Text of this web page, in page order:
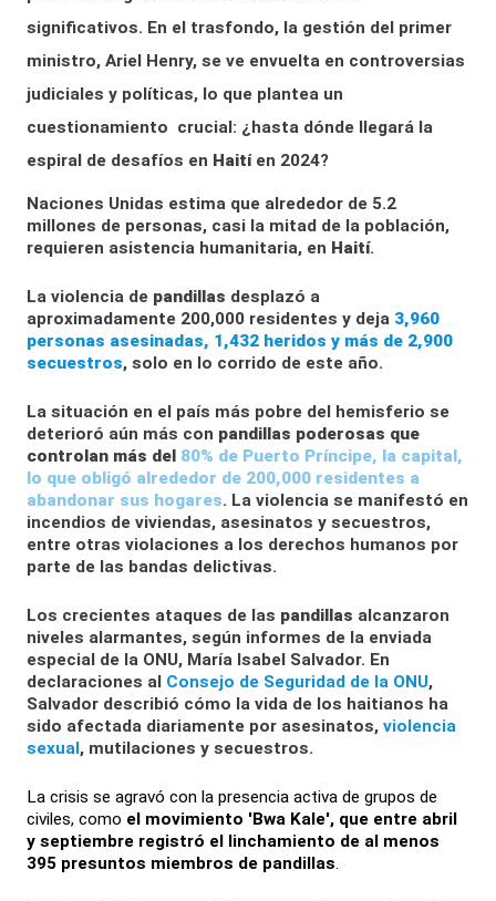
significativos. En el trasfondo, la gestión del primer
ministro, Ariel Henry, se ve envuelta en controversias
judiciales y políticas, lo que plantea un
cuestionamiento crucial: ¿hasta dónde llegará la
espiral de desafíos en Haití en 2024?
Naciones Unidas estima que alrededor de 5.2
millones de personas, casi la mitad de la población,
requieren asistencia humanitaria, en Haití.
La violencia de pandillas desplazó a
aproximadamente 200,000 residentes y deja 3,960
personas asesinadas, 1,432 heridos y más de 2,900
secuestros, solo en lo corrido de este año.
La situación en el país más pobre del hemisferio se
deterioró aún más con pandillas poderosas que
controlan más del 80% de Puerto Príncipe, la capital,
lo que obligó alrededor de 200,000 residentes a
abandonar sus hogares. La violencia se manifestó en
incendios de viviendas, asesinatos y secuestros,
entre otras violaciones a los derechos humanos por
parte de las bandas delictivas.
Los crecientes ataques de las pandillas alcanzaron
niveles alarmantes, según informes de la enviada
especial de la ONU, María Isabel Salvador. En
declaraciones al Consejo de Seguridad de la ONU,
Salvador describió cómo la vida de los haitianos ha
sido afectada diariamente por asesinatos, violencia
sexual, mutilaciones y secuestros.
La crisis se agravó con la presencia activa de grupos de
civiles, como el movimiento 'Bwa Kale', que entre abril
y septiembre registró el linchamiento de al menos
395 presuntos miembros de pandillas.